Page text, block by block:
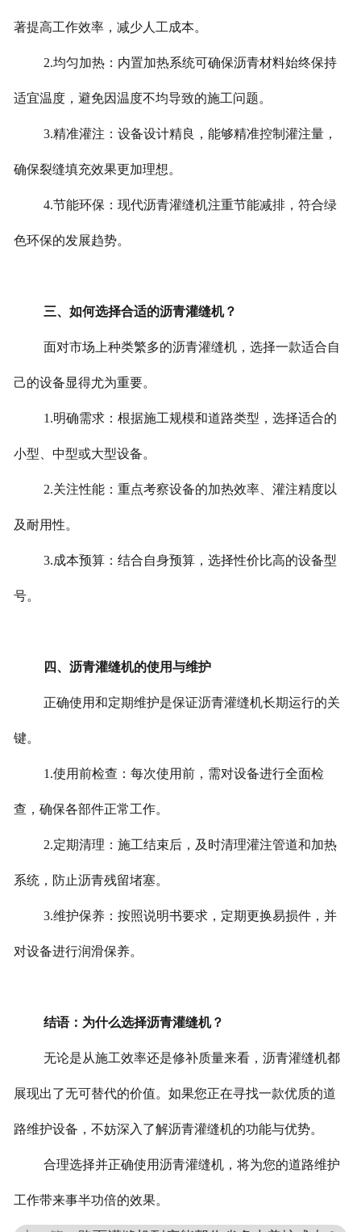
著提高工作效率，减少人工成本。
2.均匀加热：内置加热系统可确保沥青材料始终保持
适宜温度，避免因温度不均导致的施工问题。
3.精准灌注：设备设计精良，能够精准控制灌注量，
确保裂缝填充效果更加理想。
4.节能环保：现代沥青灌缝机注重节能减排，符合绿
色环保的发展趋势。
三、如何选择合适的沥青灌缝机？
面对市场上种类繁多的沥青灌缝机，选择一款适合自
己的设备显得尤为重要。
1.明确需求：根据施工规模和道路类型，选择适合的
小型、中型或大型设备。
2.关注性能：重点考察设备的加热效率、灌注精度以
及耐用性。
3.成本预算：结合自身预算，选择性价比高的设备型
号。
四、沥青灌缝机的使用与维护
正确使用和定期维护是保证沥青灌缝机长期运行的关
键。
1.使用前检查：每次使用前，需对设备进行全面检
查，确保各部件正常工作。
2.定期清理：施工结束后，及时清理灌注管道和加热
系统，防止沥青残留堵塞。
3.维护保养：按照说明书要求，定期更换易损件，并
对设备进行润滑保养。
结语：为什么选择沥青灌缝机？
无论是从施工效率还是修补质量来看，沥青灌缝机都
展现出了无可替代的价值。如果您正在寻找一款优质的道
路维护设备，不妨深入了解沥青灌缝机的功能与优势。
合理选择并正确使用沥青灌缝机，将为您的道路维护
工作带来事半功倍的效果。